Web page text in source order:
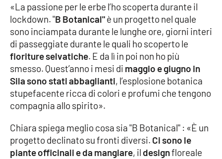
Crotone
Vibo Valentia
Reggio Calabria
Cosenza
Lamezia Terme
«La passione per le erbe l’ho scoperta durante il
lockdown. "B Botanical"è un progetto nel quale
sono inciampata durante le lunghe ore, giorni interi
di passeggiate durante le quali ho scoperto le
fioriture selvatiche. E da lì in poi non ho più
smesso. Quest’anno i mesi di maggio e giugno in
Sila sono stati abbaglianti, l’esplosione botanica
stupefacente ricca di colori e profumi che tengono
compagnia allo spirito».
Chiara spiega meglio cosa sia "B Botanical" : «È un
progetto declinato su fronti diversi. Ci sono le
piante officinali e da mangiare, il designfloreale